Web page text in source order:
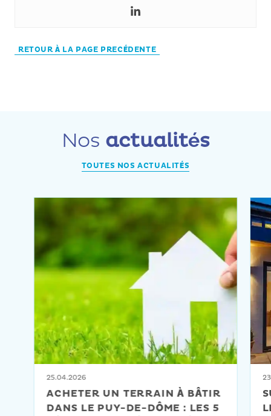
RETOUR À LA PAGE PRECÉDENTE
Nos actualités
TOUTES NOS ACTUALITÉS
25.04.2026
ACHETER UN TERRAIN À BÂTIR
DANS LE PUY-DE-DÔME : LES 5